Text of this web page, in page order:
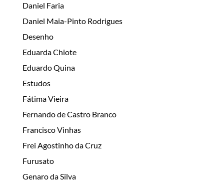
Daniel Faria
Daniel Maia-Pinto Rodrigues
Desenho
Eduarda Chiote
Eduardo Quina
Estudos
Fátima Vieira
Fernando de Castro Branco
Francisco Vinhas
Frei Agostinho da Cruz
Furusato
Genaro da Silva